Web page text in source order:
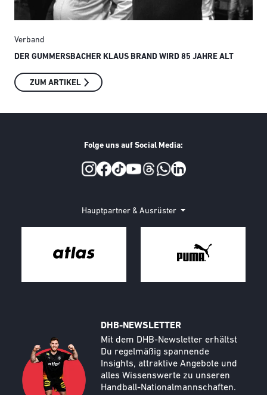
Verband
DER GUMMERSBACHER KLAUS BRAND WIRD 85 JAHRE ALT
ZUM ARTIKEL
Folge uns auf Social Media:
Hauptpartner & Ausrüster
DHB-NEWSLETTER
Text
Mit dem DHB-Newsletter erhältst
Du regelmäßig spannende
Insights, attraktive Angebote und
alles Wissenswerte zu unseren
Handball-Nationalmannschaften.